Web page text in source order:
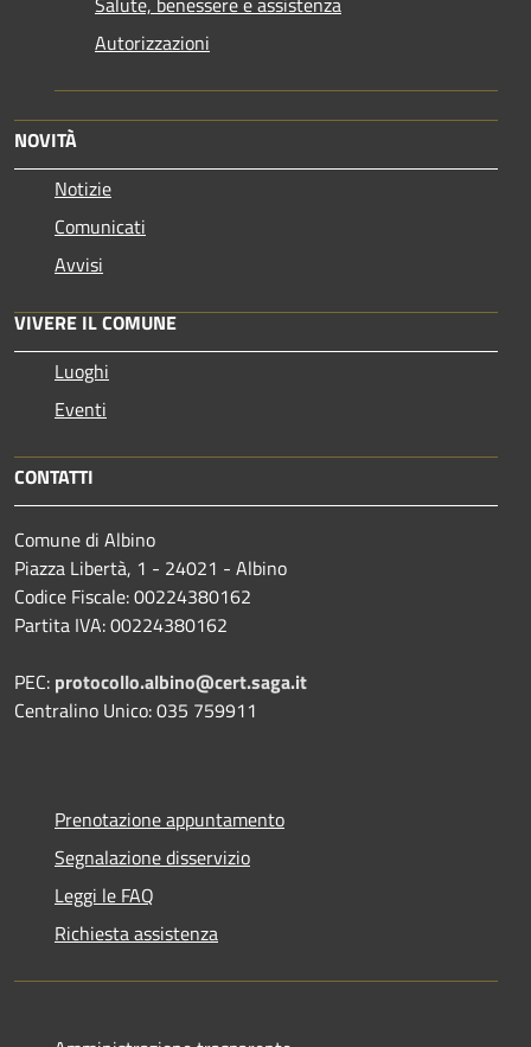
Autorizzazioni
NOVITÀ
Notizie
Comunicati
Avvisi
VIVERE IL COMUNE
Luoghi
Eventi
CONTATTI
Comune di Albino
Piazza Libertà, 1 - 24021 - Albino
Codice Fiscale: 00224380162
Partita IVA: 00224380162
PEC: protocollo.albino@cert.saga.it
Centralino Unico: 035 759911
Prenotazione appuntamento
Segnalazione disservizio
Leggi le FAQ
Richiesta assistenza